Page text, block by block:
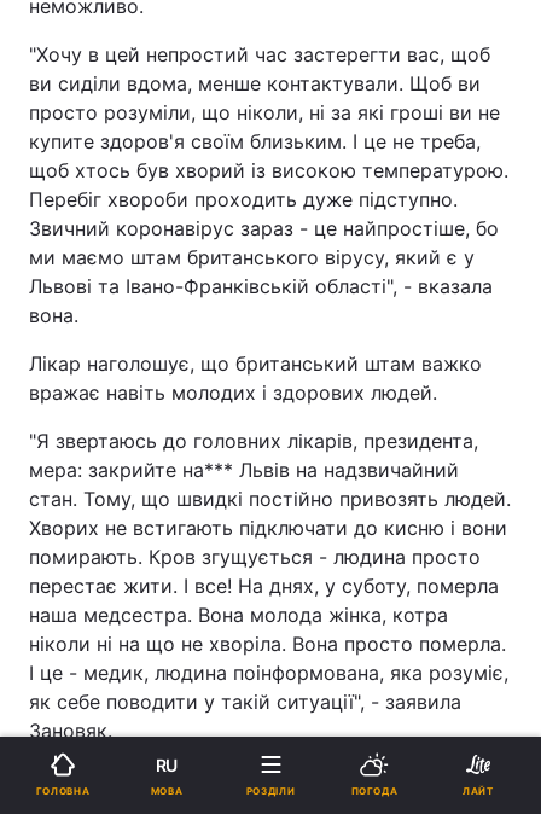
неможливо.
"Хочу в цей непростий час застерегти вас, щоб
ви сиділи вдома, менше контактували. Щоб ви
просто розуміли, що ніколи, ні за які гроші ви не
купите здоров'я своїм близьким. І це не треба,
щоб хтось був хворий із високою температурою.
Перебіг хвороби проходить дуже підступно.
Звичний коронавірус зараз - це найпростіше, бо
ми маємо штам британського вірусу, який є у
Львові та Івано-Франківській області", - вказала
вона.
Лікар наголошує, що британський штам важко
вражає навіть молодих і здорових людей.
"Я звертаюсь до головних лікарів, президента,
мера: закрийте на*** Львів на надзвичайний
стан. Тому, що швидкі постійно привозять людей.
Хворих не встигають підключати до кисню і вони
помирають. Кров згущується - людина просто
перестає жити. І все! На днях, у суботу, померла
наша медсестра. Вона молода жінка, котра
ніколи ні на що не хворіла. Вона просто померла.
І це - медик, людина поінформована, яка розуміє,
як себе поводити у такій ситуації", - заявила
Зановяк.
Медик наголошує, що економічні негаразди
ГОЛОВНА
RU
МОВА РОЗДІЛИ ПОГОДА ЛАЙТ